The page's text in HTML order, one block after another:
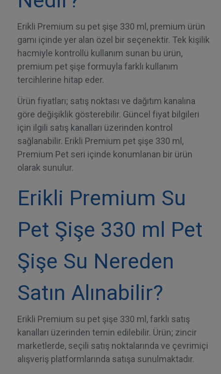
Erikli Premium su pet şişe 330 ml, premium ürün
gamı içinde yer alan özel bir seçenektir. Tek kişilik
hacmiyle kontrollü kullanım sunan bu ürün,
premium pet şişe formuyla farklı kullanım
tercihlerine hitap eder.
Ürün fiyatları; satış noktası ve dağıtım kanalına
göre değişiklik gösterebilir. Güncel fiyat bilgileri
için ilgili satış kanalları üzerinden kontrol
sağlanabilir. Erikli Premium pet şişe 330 ml,
Premium Pet seri içinde konumlanan bir ürün
olarak sunulur.
Erikli Premium Su
Pet Şişe 330 ml Pet
Şişe Su Nereden
Satın Alınabilir?
Erikli Premium su pet şişe 330 ml, farklı satış
kanalları üzerinden temin edilebilir. Ürün; zincir
marketlerde, seçili satış noktalarında ve çevrimiçi
alışveriş platformlarında satışa sunulmaktadır.